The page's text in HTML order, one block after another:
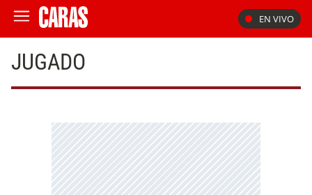
EN VIVO
JUGADO